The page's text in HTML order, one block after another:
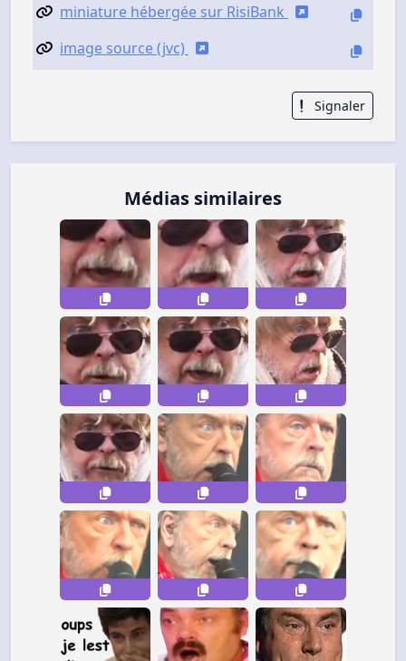
miniature hébergée sur RisiBank
image source (jvc)
Signaler
Médias similaires